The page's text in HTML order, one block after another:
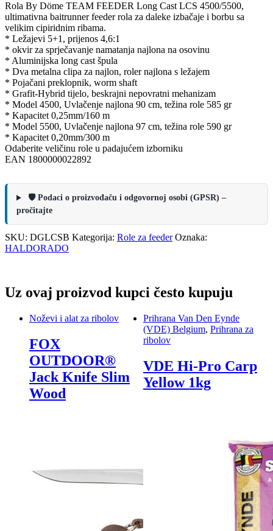
Rola By Döme TEAM FEEDER Long Cast LCS 4500/5500,
ultimativna baitrunner feeder rola za daleke izbačaje i borbu sa
velikim cipiridnim ribama.
* Ležajevi 5+1, prijenos 4,6:1
* okvir za sprječavanje namatanja najlona na osovinu
* Aluminijska long cast špula
* Dva metalna clipa za najlon, roler najlona s ležajem
* Pojačani preklopnik, worm shaft
* Grafit-Hybrid tijelo, beskrajni nepovratni mehanizam
* Model 4500, Uvlačenje najlona 90 cm, težina role 585 gr
* Kapacitet 0,25mm/160 m
* Model 5500, Uvlačenje najlona 97 cm, težina role 590 gr
* Kapacitet 0,20mm/300 m
Odaberite veličinu role u padajućem izborniku
EAN 1800000022892
🛡️ Podaci o proizvođaču i odgovornoj osobi (GPSR) –
pročitajte
SKU: DGLCSB Kategorija: Role za feeder Oznaka:
HALDORADO
Uz ovaj proizvod kupci često kupuju
Noževi i alat za ribolov
FOX
OUTDOOR®
Jack Knife Slim
Wood
Prihrana Van Den Eynde
(VDE) Belgium, Prihrana za
ribolov
VDE Hi-Pro Carp
Yellow 1kg